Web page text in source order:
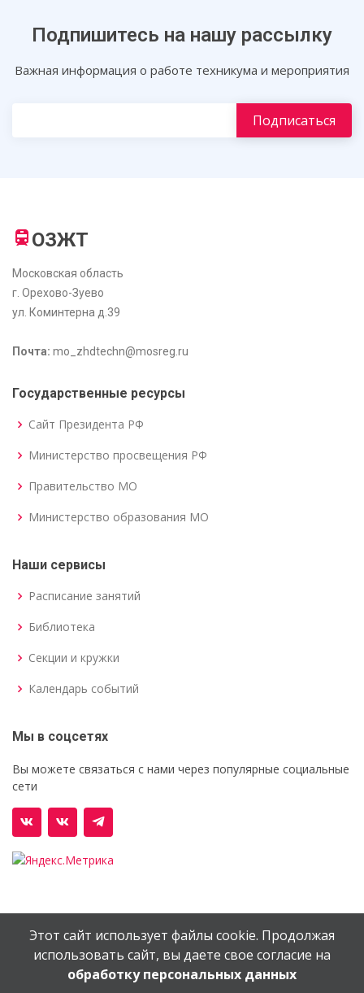
Подпишитесь на нашу рассылку
Важная информация о работе техникума и мероприятия
ОЗЖТ
Московская область
г. Орехово-Зуево
ул. Коминтерна д.39
Почта: mo_zhdtechn@mosreg.ru
Государственные ресурсы
Сайт Президента РФ
Министерство просвещения РФ
Правительство МО
Министерство образования МО
Наши сервисы
Расписание занятий
Библиотека
Секции и кружки
Календарь событий
Мы в соцсетях
Вы можете связаться с нами через популярные социальные
сети
© Орехово-Зуевский железнодорожный техникум им.
В.И.Бондаренко
Сайт создан вEV-DV.RU
Этот сайт использует файлы cookie. Продолжая
использовать сайт, вы даете свое согласие на
обработку персональных данных